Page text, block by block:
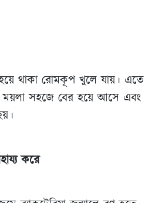
থাকা রোমকূপ খুলে যায়। এতে
সহজে বের হয়ে আসে এবং
করে